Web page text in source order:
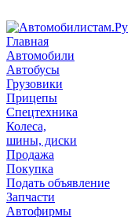
Главная
Автомобили
Автобусы
Грузовики
Прицепы
Спецтехника
Колеса,
шины, диски
Продажа
Покупка
Подать объявление
Запчасти
Автофирмы